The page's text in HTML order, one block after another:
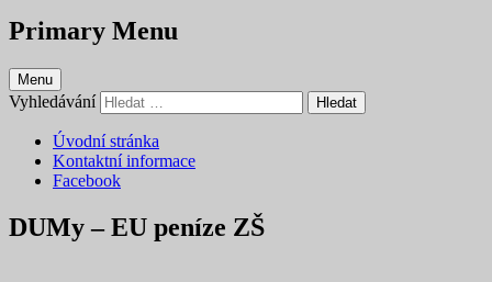
Primary Menu
Menu
Vyhledávání
Úvodní stránka
Kontaktní informace
Facebook
DUMy – EU peníze ZŠ